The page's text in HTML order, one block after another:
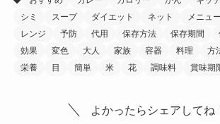
シミ
スープ ダイエット ネット メニュー
レンジ
予防 代用 保存方法 保存期間
効果
変色 大人 家族 容器 料理 方
栄養
目 簡単 米 花 調味料 賞味期
よかったらシェアしてね